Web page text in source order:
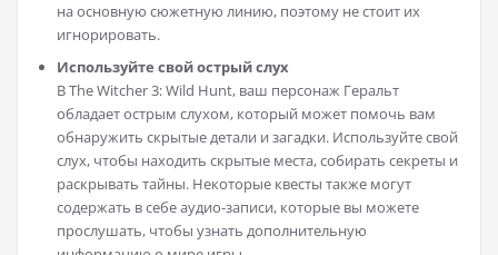
на основную сюжетную линию, поэтому не стоит их
игнорировать.
Используйте свой острый слух
В The Witcher 3: Wild Hunt, ваш персонаж Геральт
обладает острым слухом, который может помочь вам
обнаружить скрытые детали и загадки. Используйте свой
слух, чтобы находить скрытые места, собирать секреты и
раскрывать тайны. Некоторые квесты также могут
содержать в себе аудио-записи, которые вы можете
прослушать, чтобы узнать дополнительную